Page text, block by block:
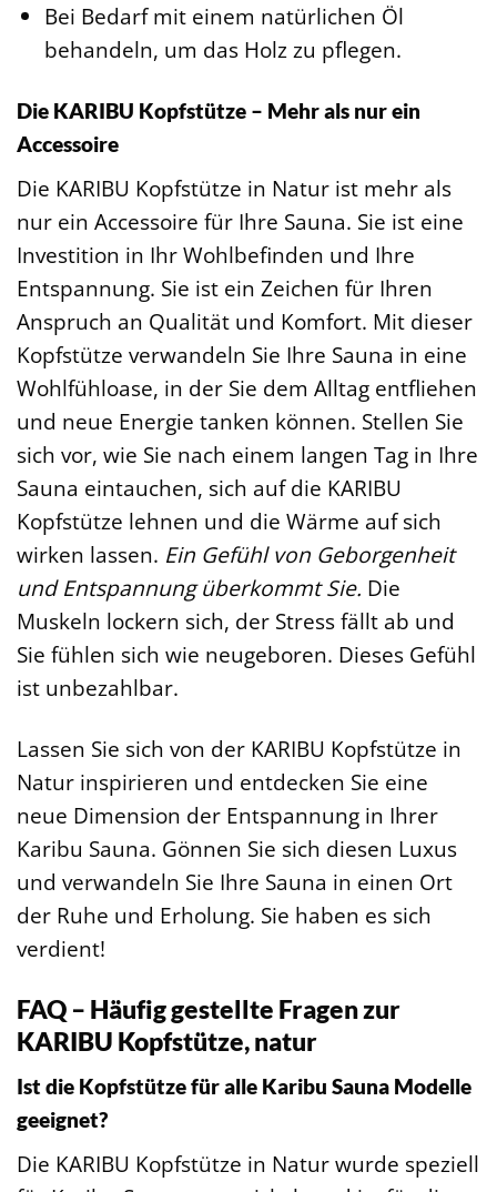
Bei Bedarf mit einem natürlichen Öl
behandeln, um das Holz zu pflegen.
Die KARIBU Kopfstütze – Mehr als nur ein
Accessoire
Die KARIBU Kopfstütze in Natur ist mehr als
nur ein Accessoire für Ihre Sauna. Sie ist eine
Investition in Ihr Wohlbefinden und Ihre
Entspannung. Sie ist ein Zeichen für Ihren
Anspruch an Qualität und Komfort. Mit dieser
Kopfstütze verwandeln Sie Ihre Sauna in eine
Wohlfühloase, in der Sie dem Alltag entfliehen
und neue Energie tanken können. Stellen Sie
sich vor, wie Sie nach einem langen Tag in Ihre
Sauna eintauchen, sich auf die KARIBU
Kopfstütze lehnen und die Wärme auf sich
wirken lassen. Ein Gefühl von Geborgenheit
und Entspannung überkommt Sie. Die
Muskeln lockern sich, der Stress fällt ab und
Sie fühlen sich wie neugeboren. Dieses Gefühl
ist unbezahlbar.
Lassen Sie sich von der KARIBU Kopfstütze in
Natur inspirieren und entdecken Sie eine
neue Dimension der Entspannung in Ihrer
Karibu Sauna. Gönnen Sie sich diesen Luxus
und verwandeln Sie Ihre Sauna in einen Ort
der Ruhe und Erholung. Sie haben es sich
verdient!
FAQ – Häufig gestellte Fragen zur
KARIBU Kopfstütze, natur
Ist die Kopfstütze für alle Karibu Sauna Modelle
geeignet?
Die KARIBU Kopfstütze in Natur wurde speziell